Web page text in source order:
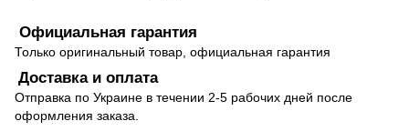
Официальная гарантия
Только оригинальный товар, официальная гарантия
Доставка и оплата
Отправка по Украине в течении 2-5 рабочих дней после
оформления заказа.